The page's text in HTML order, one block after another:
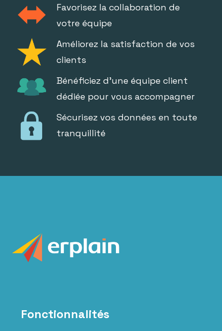
Favorisez la collaboration de
votre équipe
Améliorez la satisfaction de vos
clients
Bénéficiez d'une équipe client
dédiée pour vous accompagner
Sécurisez vos données en toute
tranquillité
Fonctionnalités